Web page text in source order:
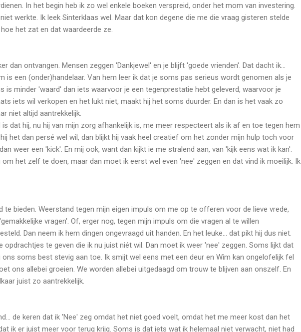
In het begin heb ik zo wel enkele boeken verspreid, onder het mom van investering.
werkte. Ik leek Sinterklaas wel. Maar dat kon degene die me die vraag gisteren stelde
het zat en dat waardeerde ze.
dan ontvangen. Mensen zeggen 'Dankjewel' en je blijft 'goede vrienden'. Dat dacht ik...
is een (onder)handelaar. Van hem leer ik dat je soms pas serieus wordt genomen als je
is minder 'waard' dan iets waarvoor je een tegenprestatie hebt geleverd, waarvoor je
iets wil verkopen en het lukt niet, maakt hij het soms duurder. En dan is het vaak zo
niet altijd aantrekkelijk.
dat hij, nu hij van mijn zorg afhankelijk is, me meer respecteert als ik af en toe tegen hem
het dan persé wel wil, dan blijkt hij vaak heel creatief om het zonder mijn hulp toch voor
weer een 'kick'. En mij ook, want dan kijkt ie me stralend aan, van 'kijk eens wat ik kan'.
het zelf te doen, maar dan moet ik eerst wel even 'nee' zeggen en dat vind ik moeilijk. Ik
te bieden. Weerstand tegen mijn eigen impuls om me op te offeren voor de lieve vrede,
vragen'. Of, erger nog, tegen mijn impuls om die vragen al te willen
Dan neem ik hem dingen ongevraagd uit handen. En het leuke... dat pikt hij dus niet.
te geven die ik nu juist niét wil. Dan moet ik weer 'nee' zeggen. Soms lijkt dat
ons soms best stevig aan toe. Ik smijt wel eens met een deur en Wim kan ongelofelijk fel
ons allebei groeien. We worden allebei uitgedaagd om trouw te blijven aan onszelf. En
juist zo aantrekkelijk.
de keren dat ik 'Nee' zeg omdat het niet goed voelt, omdat het me meer kost dan het
ik er juist meer voor terug krijg. Soms is dat iets wat ik helemaal niet verwacht, niet had